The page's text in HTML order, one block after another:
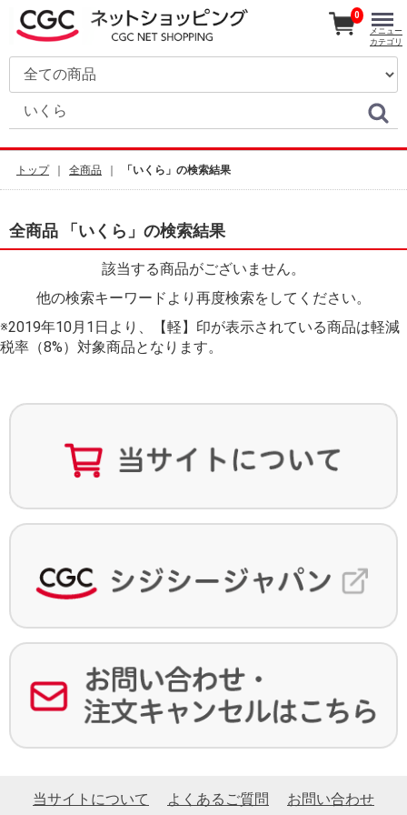
0
メニュー
カテゴリ
トップ 全商品 「いくら」の検索結果
全商品 「いくら」の検索結果
該当する商品がございません。
他の検索キーワードより再度検索をしてください。
※2019年10月1日より、【軽】印が表示されている商品は軽減
税率（8%）対象商品となります。
当サイトについて よくあるご質問 お問い合わせ